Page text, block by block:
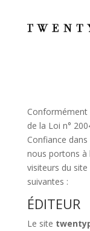
Conformément
de la Loi n°
Confiance dans
nous portons à
visiteurs du site
suivantes :
ÉDITEUR
Le site